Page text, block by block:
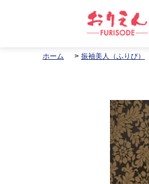
ホーム 振袖美人（ふりび）